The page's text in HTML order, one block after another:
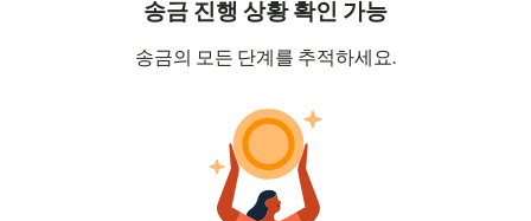
송금 진행 상황 확인 가능
송금의 모든 단계를 추적하세요.